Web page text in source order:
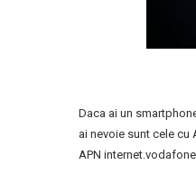
Daca ai un
ai nevoie sunt cele cu
APN